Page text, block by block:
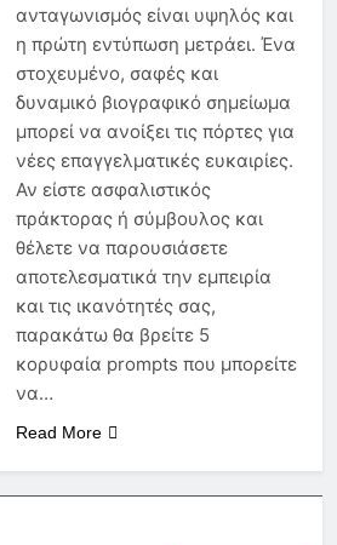
Νέα Εγκύκλιος 2026: Τι Πρέπει
να Γνωρίζει Κάθε
Ασφαλιστικός Πράκτορας
Ασφάλεια Υγείας: Κόστος,
Αντιλήψεις και Προκλήσεις
στην Ελλάδα
6 Μήνες Ago
Ασφάλιση Μεταφερόμενων
Εμπορευμάτων: Η Στρατηγική
Ασπίδα Κάθε Μεταφορικής
Επιχείρησης
6 Μήνες Ago
ανταγωνισμός είναι υψηλός και
η πρώτη εντύπωση μετράει. Ένα
στοχευμένο, σαφές και
δυναμικό βιογραφικό σημείωμα
μπορεί να ανοίξει τις πόρτες για
νέες επαγγελματικές ευκαιρίες.
Αν είστε ασφαλιστικός
πράκτορας ή σύμβουλος και
θέλετε να παρουσιάσετε
αποτελεσματικά την εμπειρία
και τις ικανότητές σας,
παρακάτω θα βρείτε 5
κορυφαία prompts που μπορείτε
να…
Read More